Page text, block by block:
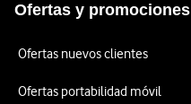
Ofertas y promociones
Ofertas nuevos clientes
Ofertas portabilidad móvil